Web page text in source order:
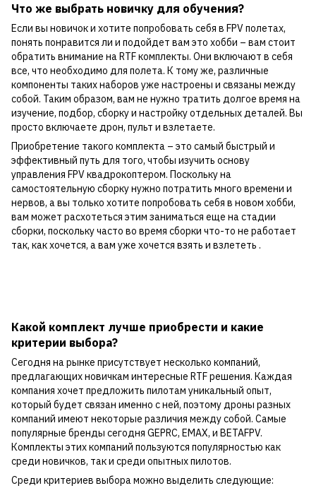
Что же выбрать новичку для обучения?
Если вы новичок и хотите попробовать себя в FPV полетах,
понять понравится ли и подойдет вам это хобби – вам стоит
обратить внимание на RTF комплекты. Они включают в себя
все, что необходимо для полета. К тому же, различные
компоненты таких наборов уже настроены и связаны между
собой. Таким образом, вам не нужно тратить долгое время на
изучение, подбор, сборку и настройку отдельных деталей. Вы
просто включаете дрон, пульт и взлетаете.
Приобретение такого комплекта – это самый быстрый и
эффективный путь для того, чтобы изучить основу
управления FPV квадрокоптером. Поскольку на
самостоятельную сборку нужно потратить много времени и
нервов, а вы только хотите попробовать себя в новом хобби,
вам может расхотеться этим заниматься еще на стадии
сборки, поскольку часто во время сборки что-то не работает
так, как хочется, а вам уже хочется взять и взлететь .
Какой комплект лучше приобрести и какие
критерии выбора?
Сегодня на рынке присутствует несколько компаний,
предлагающих новичкам интересные RTF решения. Каждая
компания хочет предложить пилотам уникальный опыт,
который будет связан именно с ней, поэтому дроны разных
компаний имеют некоторые различия между собой. Самые
популярные бренды сегодня GEPRC, EMAX, и BETAFPV.
Комплекты этих компаний пользуются популярностью как
среди новичков, так и среди опытных пилотов.
Среди критериев выбора можно выделить следующие: